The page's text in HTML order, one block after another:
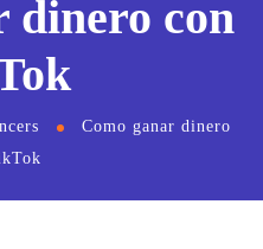
dinero con
Como ganar dinero